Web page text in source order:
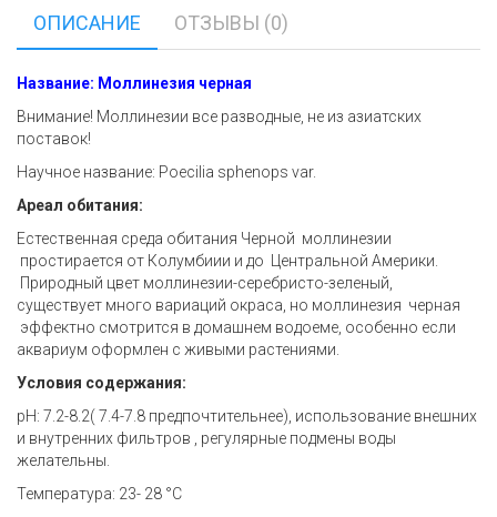
ОПИСАНИЕ ОТЗЫВЫ (0)
Название: Моллинезия черная
Внимание! Моллинезии все разводные, не из азиатских
поставок!
Научное название: Poecilia sphenops var.
Ареал обитания:
Естественная среда обитания Черной моллинезии
простирается от Колумбиии и до Центральной Америки.
Природный цвет моллинезии-серебристо-зеленый,
существует много вариаций окраса, но моллинезия черная
эффектно смотрится в домашнем водоеме, особенно если
аквариум оформлен с живыми растениями.
Условия содержания:
pH: 7.2-8.2( 7.4-7.8 предпочтительнее), использование внешних
и внутренних фильтров , регулярные подмены воды
желательны.
Температура: 23- 28 °C